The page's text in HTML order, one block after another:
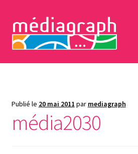
à
la
au
contenu
formations professionnelles
ateliers seniors
Publié le 20 mai 2011 par mediagraph
média2030